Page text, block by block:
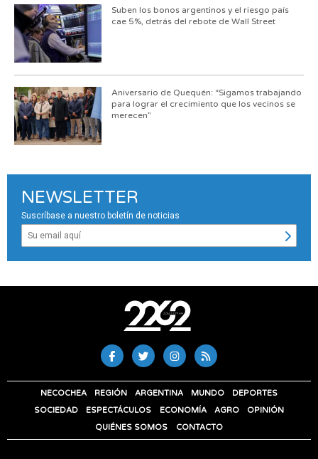
Suben los bonos argentinos y el riesgo país
cae 5%, detrás del rebote de Wall Street
Aniversario de Quequén: “Sigamos trabajando
para lograr el crecimiento que los vecinos se
merecen”
NEWSLETTER
Suscríbase a nuestro boletín de noticias
NECOCHEA REGIÓN ARGENTINA MUNDO
DEPORTES
SOCIEDAD
ESPECTÁCULOS ECONOMÍA AGRO
OPINIÓN
QUIÉNES SOMOS
CONTACTO